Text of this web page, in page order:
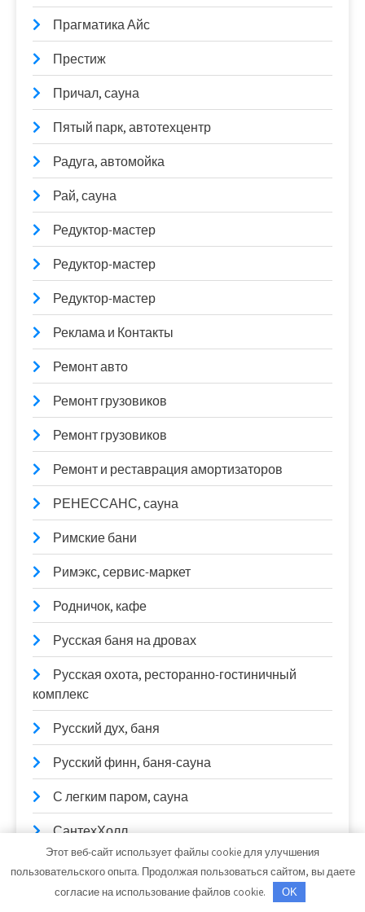
Прагматика Айс
Престиж
Причал, сауна
Пятый парк, автотехцентр
Радуга, автомойка
Рай, сауна
Редуктор-мастер
Редуктор-мастер
Редуктор-мастер
Реклама и Контакты
Ремонт авто
Ремонт грузовиков
Ремонт грузовиков
Ремонт и реставрация амортизаторов
РЕНЕССАНС, сауна
Римские бани
Римэкс, сервис-маркет
Родничок, кафе
Русская баня на дровах
Русская охота, ресторанно-гостиничный
комплекс
Русский дух, баня
Русский финн, баня-сауна
С легким паром, сауна
СантехХолл
Сатурн, Оптово-розничный магазин
Сауна на Илекской
Этот веб-сайт использует файлы cookie для улучшения
пользовательского опыта. Продолжая пользоваться сайтом, вы даете
согласие на использование файлов cookie.
OK